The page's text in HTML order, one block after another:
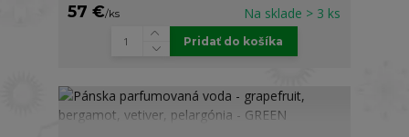
57 €/ks Na sklade > 3 ks
Pridať do košíka